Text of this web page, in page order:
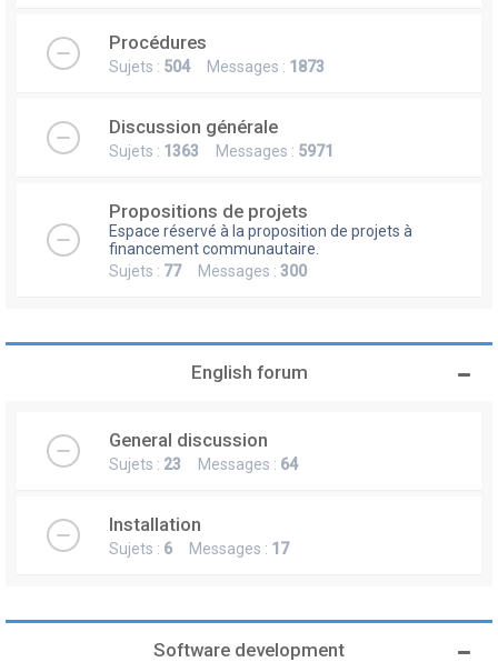
Procédures
Sujets : 504Messages : 1873
Discussion générale
Sujets : 1363 Messages : 5971
Propositions de projets
Espace réservé à la proposition de projets à
financement communautaire.
Sujets : 77Messages : 300
English forum
General discussion
Sujets : 23 Messages : 64
Installation
Sujets : 6 Messages : 17
Software development